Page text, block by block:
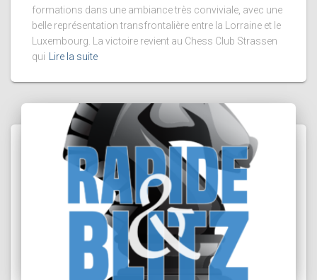
formations dans une ambiance très conviviale, avec une
belle représentation transfrontalière entre la Lorraine et le
Luxembourg. La victoire revient au Chess Club Strassen
qui
Lire la suite